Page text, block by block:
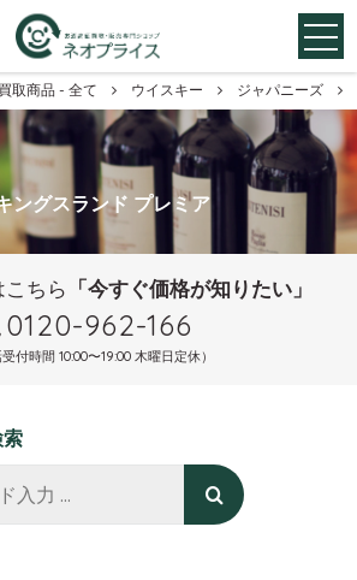
買取商品 - 全て ウイスキー ジャパニーズ
ングスランド プレミア
こちら 「今すぐ価格が知りたい」
0120-962-166
受付時間 10:00〜19:00 木曜日定休）